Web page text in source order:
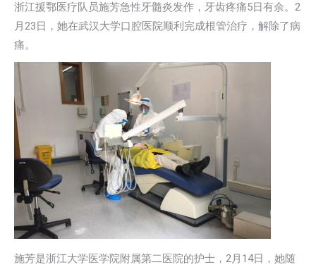
浙江援鄂医疗队员施芳急性牙髓炎发作，牙齿疼痛5日有余。2
月23日，她在武汉大学口腔医院顺利完成根管治疗，解除了病
痛。
施芳是浙江大学医学院附属第二医院的护士，2月14日，她随